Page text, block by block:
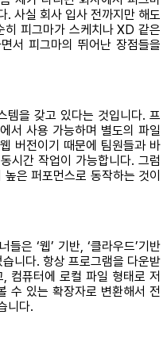
. 사실 회사 입사 전까지만 해도
히 피그마가 스케치나 XD 같은
서 피그마의 뛰어난 장점들을
템을 갖고 있다는 것입니다. 프
서 사용 가능하며 별도의 파일
버전이기 때문에 팀원들과 바
시간 작업이 가능합니다. 그럼
은 퍼포먼스로 동작하는 것이
은 ‘웹’ 기반, ‘클라우드’기반
니다. 항상 프로그램을 다운받
컴퓨터에 로컬 파일 형태로 저
수 있는 확장자로 변환해서 전
니다.